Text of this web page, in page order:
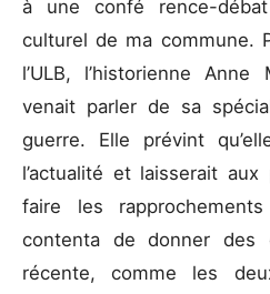
à une confé rence-
culturel de ma commune.
l’ULB, l’historienne
venait parler de sa
guerre. Elle prévint
l’actualité et laisserait
faire les
contenta de donner des
récente, comme les